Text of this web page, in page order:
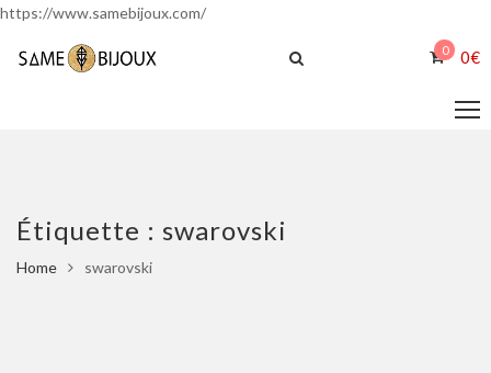
https://www.samebijoux.com/
0 0€
Étiquette : swarovski
Home swarovski